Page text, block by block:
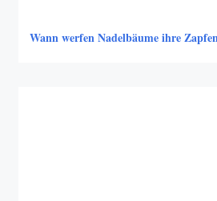
Wann werfen Nadelbäume ihre